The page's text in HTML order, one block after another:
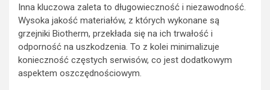
Inna kluczowa zaleta to długowieczność i niezawodność.
Wysoka jakość materiałów, z których wykonane są
grzejniki Biotherm, przekłada się na ich trwałość i
odporność na uszkodzenia. To z kolei minimalizuje
konieczność częstych serwisów, co jest dodatkowym
aspektem oszczędnościowym.